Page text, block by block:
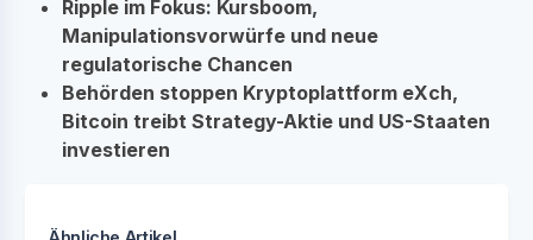
Ripple im Fokus: Kursboom,
Manipulationsvorwürfe und neue
regulatorische Chancen
Behörden stoppen Kryptoplattform eXch,
Bitcoin treibt Strategy-Aktie und US-Staaten
investieren